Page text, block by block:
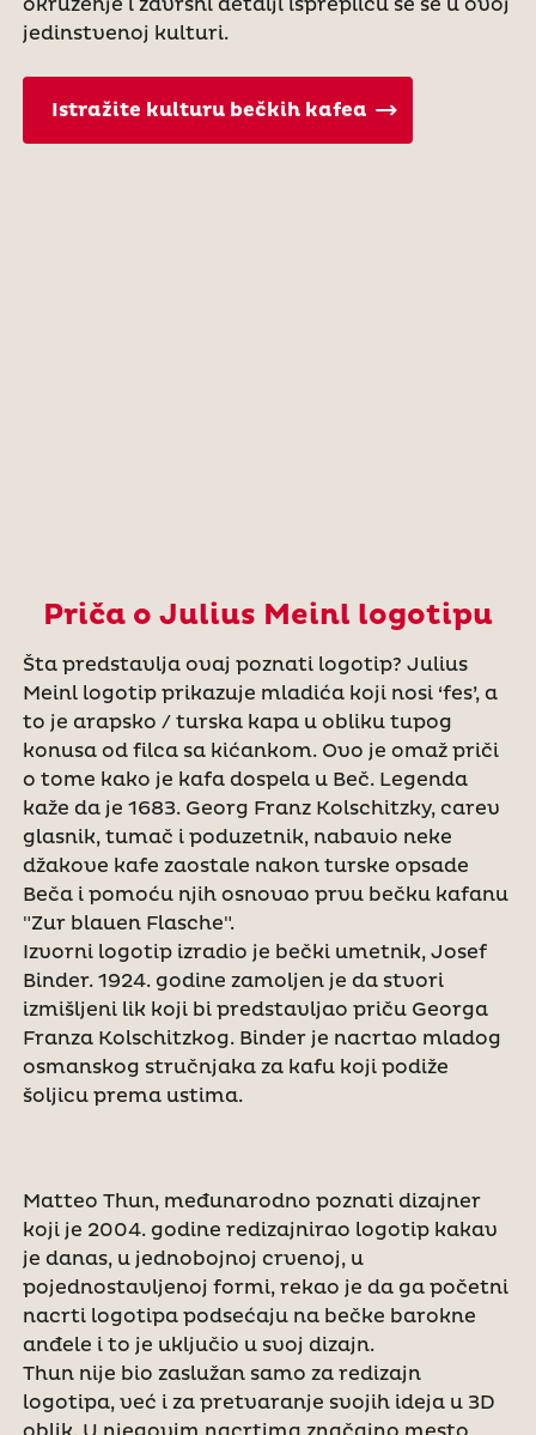
jedinstvenoj kulturi.
Istražite kulturu bečkih kafea
Priča o Julius Meinl logotipu
Šta predstavlja ovaj poznati logotip? Julius
Meinl logotip prikazuje mladića koji nosi ‘fes’, a
to je arapsko / turska kapa u obliku tupog
konusa od filca sa kićankom. Ovo je omaž priči
o tome kako je kafa dospela u Beč. Legenda
kaže da je 1683. Georg Franz Kolschitzky, carev
glasnik, tumač i poduzetnik, nabavio neke
džakove kafe zaostale nakon turske opsade
Beča i pomoću njih osnovao prvu bečku kafanu
"Zur blauen Flasche".
Izvorni logotip izradio je bečki umetnik, Josef
Binder. 1924. godine zamoljen je da stvori
izmišljeni lik koji bi predstavljao priču Georga
Franza Kolschitzkog. Binder je nacrtao mladog
osmanskog stručnjaka za kafu koji podiže
šoljicu prema ustima.
Matteo Thun, međunarodno poznati dizajner
koji je 2004. godine redizajnirao logotip kakav
je danas, u jednobojnoj crvenoj, u
pojednostavljenoj formi, rekao je da ga početni
nacrti logotipa podsećaju na bečke barokne
anđele i to je uključio u svoj dizajn.
Thun nije bio zaslužan samo za redizajn
logotipa, već i za pretvaranje svojih ideja u 3D